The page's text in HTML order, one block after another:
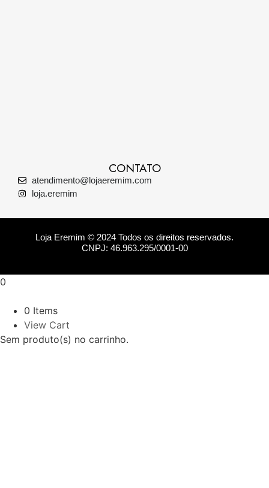
CONTATO
atendimento@lojaeremim.com
loja.eremim
Loja Eremim © 2024 Todos os direitos reservados.
CNPJ: 46.963.295/0001-00
0
0 Items
View Cart
Sem produto(s) no carrinho.